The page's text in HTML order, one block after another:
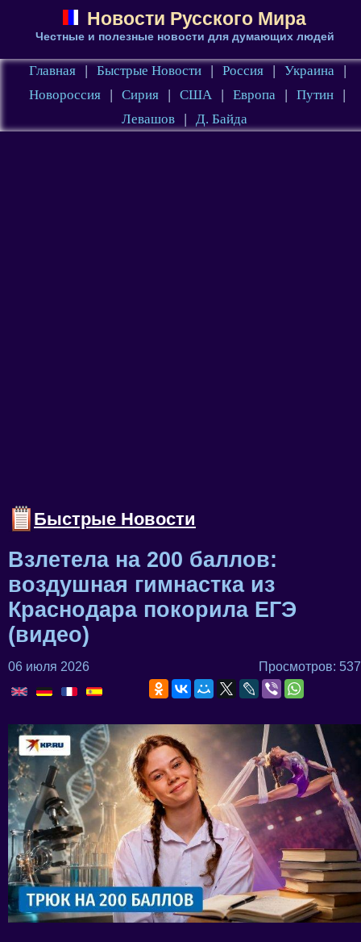
Новости Русского Мира
Честные и полезные новости для думающих людей
Главная | Быстрые Новости | Россия | Украина
|
Новороссия
| Сирия | США | Европа | Путин
|
Левашов
| Д. Байда
Быстрые Новости
Взлетела на 200 баллов:
воздушная гимнастка из
Краснодара покорила ЕГЭ
(видео)
06 июля 2026 Просмотров: 537